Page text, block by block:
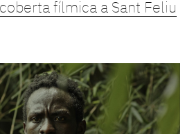
fílmica a Sant Feliu